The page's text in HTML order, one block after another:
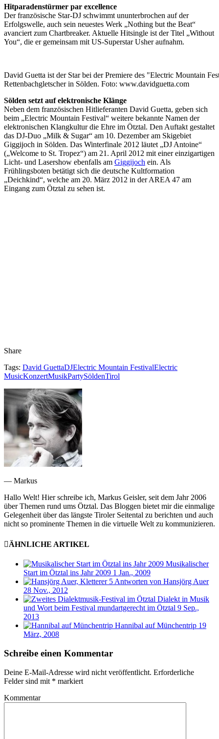
Hitparadenstürmer par excellence
Der französische Star-DJ schwimmt ununterbrochen auf der
Erfolgswelle, auch sein neuestes Werk „Nothing but the Beat“
avanciert zum Chartbreaker. Aktuelle Hitsingle ist der Titel „Without
You“, die er gemeinsam mit US-Superstar Usher aufnahm.
David Guetta ist der Star bei der Premiere des "Electric Mountain
Rettenbachgletscher in Sölden. Foto: www.davidguetta.com
Sölden setzt auf elektronische Klänge
Neben dem französischen Hitlieferanten David Guetta, geben sich
beim „Electric Mountain Festival“ weitere bekannte Namen der
elektronischen Klangkultur die Ehre im Ötztal. Den Auftakt gestaltet
das DJ-Duo „Milk & Sugar“ am 10. Dezember am Skigebiet
Giggijoch in Sölden. Das Winterfinale 2012 läutet „DJ Antoine“
(„Welcome to St. Tropez“) am 21. April 2012 mit einer einzigartigen
Licht- und Lasershow ebenfalls am Giggijoch ein. Als
Frühlingsboten betätigt sich die deutsche Kultformation
„Deichkind“, welche am 20. März 2012 in der AREA 47 am
Eingang zum Ötztal zu sehen ist.
Share
Tags: David GuettaDJElectric Mountain FestivalElectric
MusicKonzertMusikPartySöldenTirol
— Markus
Hallo Welt! Hier schreibe ich, Markus Geisler, seit dem Jahr 2006
über Themen rund ums Ötztal. Das Bloggen bietet mir die einmalige
Gelegenheit über das längste Tiroler Seitental zu berichten und auch
nicht so prominente Themen in die virtuelle Welt zu kommunizieren.
ÄHNLICHE ARTIKEL
Musikalischer
Start im Ötztal ins Jahr 2009 1 Jan., 2009
5 Antworten von Hansjörg Auer
28 Nov., 2012
Dialekt in Musik
und Wort beim Festival mundartgerecht im Ötztal 9 Sep.,
2013
Hannibal auf Münchentrip 19
März, 2008
Schreibe einen Kommentar
Deine E-Mail-Adresse wird nicht veröffentlicht. Erforderliche
Felder sind mit * markiert
Kommentar